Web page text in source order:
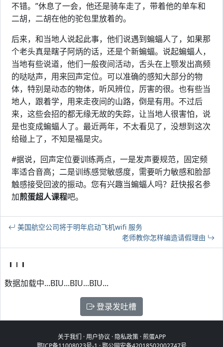
不错。”休息了一会，他还是骑车走了，带着他的单车和
二胡，二胡在他的驼包里放着的。
后来，和当地人说起此事，他们说遇到蝙蝠人了，如果那
个老头真是瞎子阿炳的话，还是个新蝙蝠。说起蝙蝠人，
当地有些说道，他们一般夜间活动，舌头在上颚发出高频
的哒哒声，用来回声定位。可以准确的感知大部分的物
体，特别是动态的物体，听风辨位，厉害的很。也有些当
地人，跟着学，用来走夜间的山路，倒是有用。不过后
来，这些会招的都无缘无故的失踪，让当地人很害怕，说
是也变成蝙蝠人了。最近两年，不太看见了，没想到这次
给碰上了，不知是福是灾。
#据说，回声定位要训练两点，一是发声要规范，固定频
率适合音高；二是训练感觉敏感度，需要听力敏感和脸部
触感接受回波的振动。您有兴趣当蝙蝠人吗？赶快报名参
加煎蛋超人课程吧。
美国航空公司将于明年启动飞机wifi 服务
老师教你怎样编造请假理由
数据加载中...BIU...BIU...BIU...
登录发吐槽
关于我们 ·用户协议 · 隐私政策·煎蛋APP